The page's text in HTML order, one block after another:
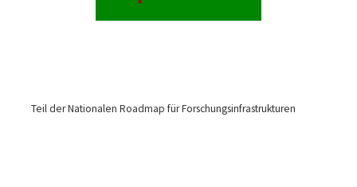
Teil der Nationalen Roadmap für Forschungsinfrastrukturen